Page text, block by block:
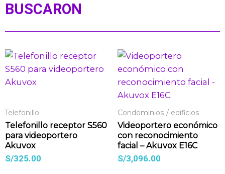
BUSCARON
Telefonillo
Telefonillo receptor S560
para videoportero
Akuvox
S/325.00
Condominios / edificios
Videoportero económico
con reconocimiento
facial – Akuvox E16C
S/3,096.00